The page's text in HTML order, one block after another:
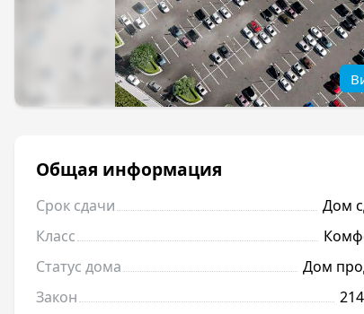
Общая информация
Срок сдачи
Дом
Класс
Статус дома
Дом
Закон